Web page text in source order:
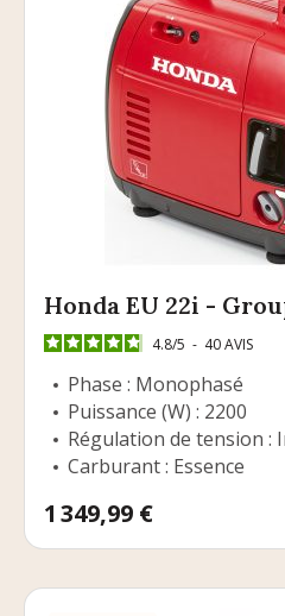
Honda EU 22i -
4.8/5 - 40AVIS
Phase : Monophasé
Puissance (W) : 2200
Régulation de tension :
Carburant : Essence
Prix
1 349,99 €